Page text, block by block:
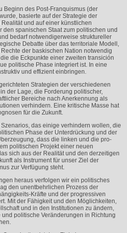
Beginn des Post-Franquismus (der
basierte auf der Strategie der
und auf einer künstlichen
den spanischen Staat zum politischen und
bedarf notwendigerweise struktureller
Debatte über das territoriale Modell,
der baskischen Nation notwendig
die Eckpunkte einer zweiten transición
politische Phase integriert ist. In eine
und effizient einbringen.
Strategien der verschiedenen
der Lage, die Forderung politischer,
Bereiche nach Anerkennung als
verhindern. Eine kritische Masse hat
für die Zukunft.
das einige verhindern wollen, die
Phase der Unterdrückung und der
dass die linken und die pro-
politischen Projekt einer neuen
sich aus der Realität und den derzeitigen
als Instrument für unser Ziel der
zur Verfügung steht.
heraus verfolgen wir ein politisches
den unentbehrlichen Prozess der
Kräfte und der progressiven
Mit der Fähigkeit und den Möglichkeiten,
und in den Institutionen zu ändern,
politische Veränderungen in Richtung